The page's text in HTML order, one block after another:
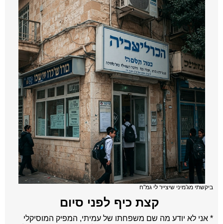
ביקשתי מג'מיני שיצייר לי גמ"ח
קצת כיף לפני סיום
* אני לא יודע מה שם משפחתו של עמיתי, המפיק המוסיקלי